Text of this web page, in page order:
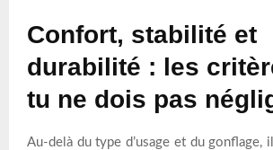
Confort, stabilité et
durabilité : les
tu ne dois pas
Au-delà du type d’usage et du gonflage,